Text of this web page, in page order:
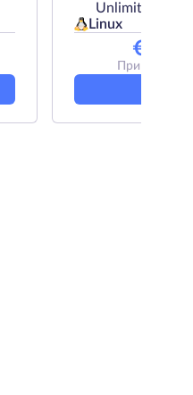
Unlimited
Linux
€
При оплате